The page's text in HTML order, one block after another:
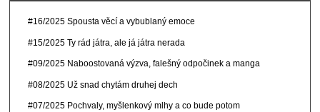
#16/2025 Spousta věcí a vybublaný emoce
#15/2025 Ty rád játra, ale já játra nerada
#09/2025 Naboostovaná výzva, falešný odpočinek a manga
#08/2025 Už snad chytám druhej dech
#07/2025 Pochvaly, myšlenkový mlhy a co bude potom